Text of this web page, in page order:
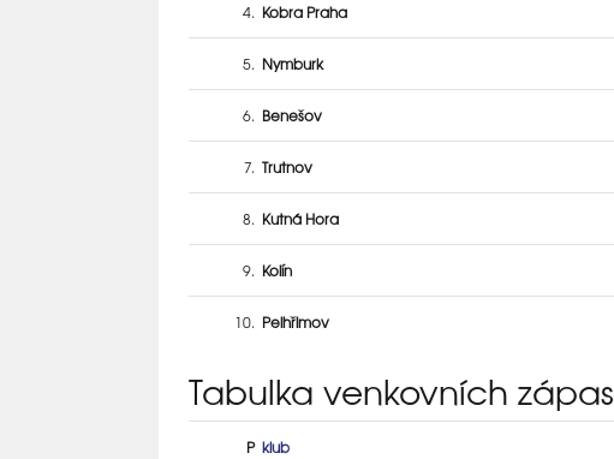
4. Kobra Praha
5. Nymburk
6. Benešov
7. Trutnov
8. Kutná Hora
9. Kolín
10. Pelhřimov
Tabulka venkovních
P klub